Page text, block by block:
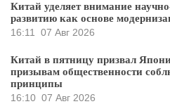
Китай уделяет внимание
развитию как основе
16:11
07 Авг 2026
Китай в пятницу призвал
призывам общественности
принципы
16:10 07 Авг 2026